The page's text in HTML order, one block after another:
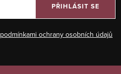
podmínkami ochrany osobních údajů
PŘIHLÁSIT SE